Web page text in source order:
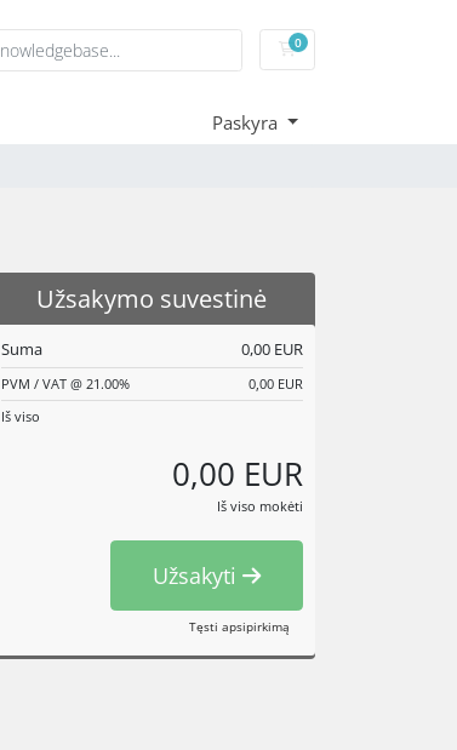
0Shopping Cart
Paskyra
Užsakymo suvestinė
Suma 0,00 EUR
PVM / VAT @ 21.00%
0,00 EUR
Iš viso
0,00 EUR
Iš viso mokėti
Užsakyti
Tęsti apsipirkimą